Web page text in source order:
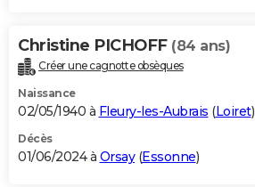
Christine PICHOFF (84 ans)
Créer une cagnotte obsèques
Naissance
02/05/1940 à Fleury-les-Aubrais (Loiret)
Décès
01/06/2024 à Orsay(Essonne)